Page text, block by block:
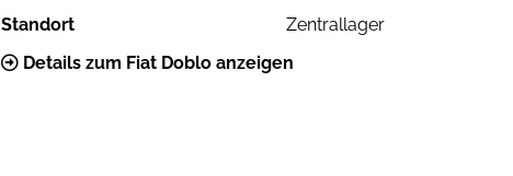
Standort
Zentrallager
Details zum Fiat Doblo anzeigen